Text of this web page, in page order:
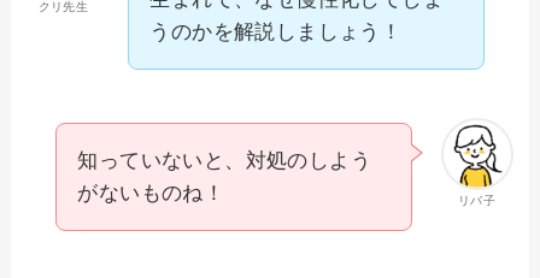
クリ先生
うのかを解説しましょう！
リバ子
知っていないと、対処のしよう
がないものね！